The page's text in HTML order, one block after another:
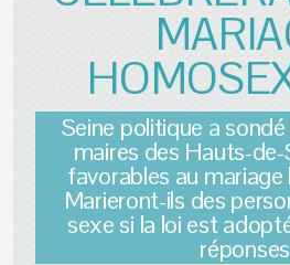
Seine politique a
maires des Hauts-de-
favorables au
Marieront-ils des
sexe si la loi est